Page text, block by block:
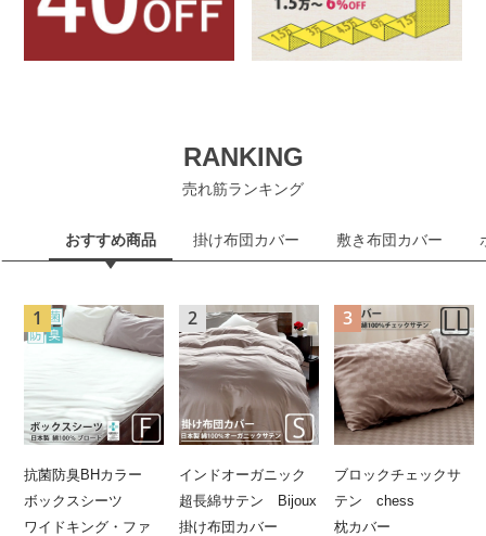
RANKING
売れ筋ランキング
おすすめ商品 掛け布団カバー 敷き布団カバー
抗菌防臭BHカラー
ボックスシーツ
ワイドキング・ファ
インドオーガニック
超長綿サテン Bijoux
掛け布団カバー
ブロックチェックサ
テン chess
枕カバー